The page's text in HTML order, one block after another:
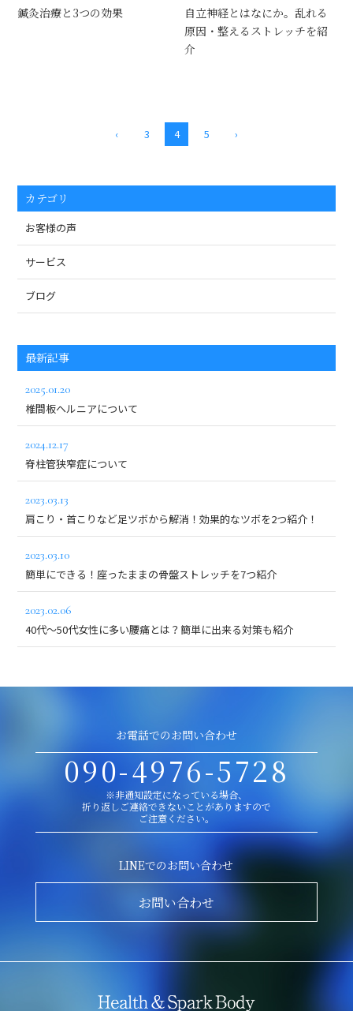
鍼灸治療と3つの効果
自立神経とはなにか。乱れる
原因・整えるストレッチを紹
介
‹ 3 4 5 ›
カテゴリ
お客様の声
サービス
ブログ
最新記事
2025.01.20
椎間板ヘルニアについて
2024.12.17
脊柱管狭窄症について
2023.03.13
肩こり・首こりなど足ツボから解消！効果的なツボを2つ紹介！
2023.03.10
簡単にできる！座ったままの骨盤ストレッチを7つ紹介
2023.02.06
40代～50代女性に多い腰痛とは？簡単に出来る対策も紹介
お電話でのお問い合わせ
090-4976-5728
※非通知設定になっている場合、
折り返しご連絡できないことがありますので
ご注意ください。
LINEでのお問い合わせ
お問い合わせ